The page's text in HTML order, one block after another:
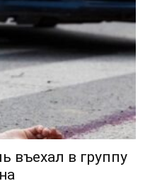
въехал в группу